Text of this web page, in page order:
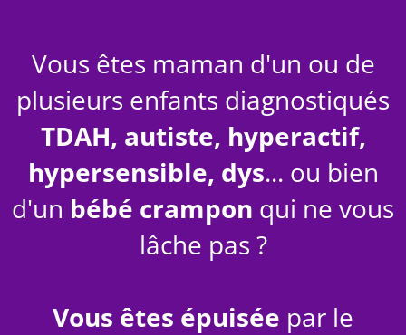
Vous êtes maman d'un ou de
plusieurs enfants diagnostiqués
TDAH, autiste, hyperactif,
hypersensible, dys... ou bien
d'un bébé crampon qui ne vous
lâche pas ?
Vous êtes épuisée par le